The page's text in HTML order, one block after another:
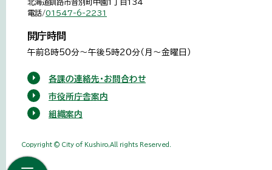
北海道釧路市音別町中園1丁目134
電話/01547-6-2231
開庁時間
午前8時50分～午後5時20分（月～金曜日）
各課の連絡先・お問合わせ
市役所庁舎案内
組織案内
Copyright © City of Kushiro,All rights Reserved.